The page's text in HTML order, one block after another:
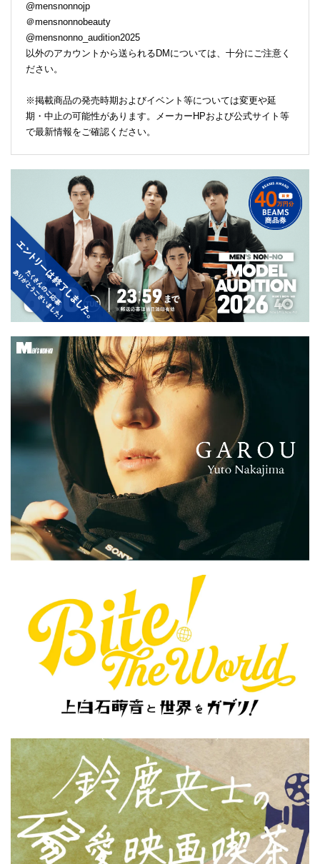
@mensnonnojp
＠mensnonnobeauty
@mensnonno_audition2025
以外のアカウントから送られるDMについては、十分にご注意く
ださい。
※掲載商品の発売時期およびイベント等については変更や延
期・中止の可能性があります。メーカーHPおよび公式サイト等
で最新情報をご確認ください。